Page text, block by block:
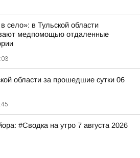
село»: в Тульской области
медпомощью отдаленные
области за прошедшие сутки 06
#Сводка на утро 7 августа 2026